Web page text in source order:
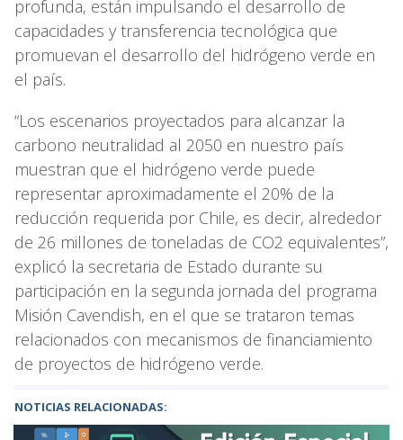
profunda, están impulsando el desarrollo de
capacidades y transferencia tecnológica que
promuevan el desarrollo del hidrógeno verde en
el país.
“Los escenarios proyectados para alcanzar la
carbono neutralidad al 2050 en nuestro país
muestran que el hidrógeno verde puede
representar aproximadamente el 20% de la
reducción requerida por Chile, es decir, alrededor
de 26 millones de toneladas de CO2 equivalentes”,
explicó la secretaria de Estado durante su
participación en la segunda jornada del programa
Misión Cavendish, en el que se trataron temas
relacionados con mecanismos de financiamiento
de proyectos de hidrógeno verde.
NOTICIAS RELACIONADAS: